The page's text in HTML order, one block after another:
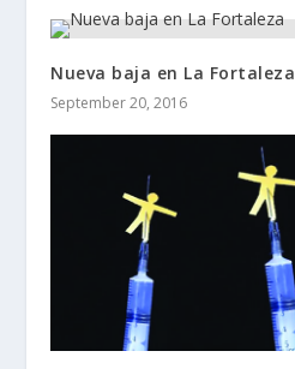
Nueva baja en La Fortaleza
September 20, 2016